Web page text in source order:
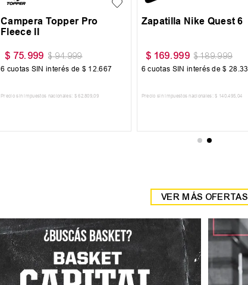
$ 59. 999 $ 69.999
6 cuotas SIN interés de $ 10.000
Precio sin impuestos nacionales: $ 49.585 ,95
$ 54.900 $ 64.900
6 cuotas SIN interés de$ 9150
Precio sin impuestos nacionales: $ 45.371,9
VER MÁS OFERTAS